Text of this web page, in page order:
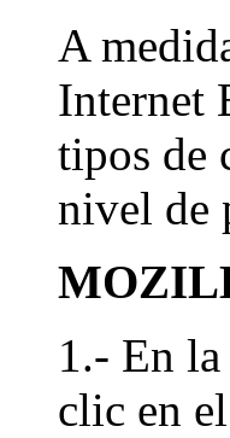
A
Internet
tipos de
nivel de
1.- En
clic en